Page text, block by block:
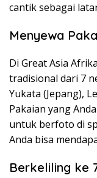
cantik sebagai
Menyewa
Di Great Asia
tradisional dari 7
Yukata (Jepang),
Pakaian yang
untuk berfoto di
Anda bisa
Berkeliling ke